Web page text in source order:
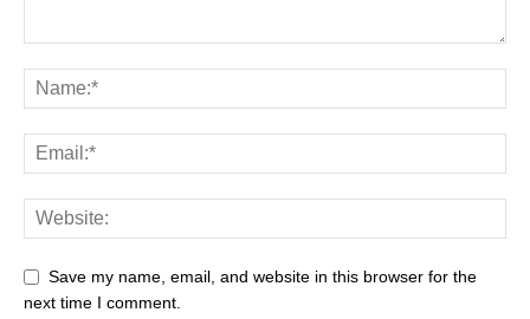
Save my name, email, and website in this browser for the
next time I comment.